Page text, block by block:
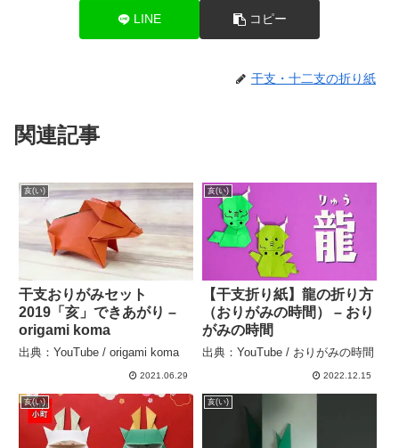
LINE コピー
干支・十二支の折り紙
関連記事
亥(い)
干支おりがみセット
2019「亥」できあがり –
origami koma
出典：YouTube / origami koma
2021.06.29
亥(い)
【干支折り紙】龍の折り方
（おりがみの時間） – おり
がみの時間
出典：YouTube / おりがみの時間
2022.12.15
亥(い) 亥(い)